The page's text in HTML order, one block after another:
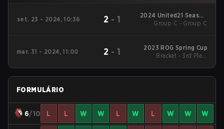
set. 23 - 2024, 10:36 2 - 1
2024 United21 Season
20
Group C - Group C
mar. 31 - 2024, 11:00 2 - 1
2023 ROG Spring Cup
Bracket - 3rd Place
FORMULÁRIO
6/10 L L W W L W L W W W